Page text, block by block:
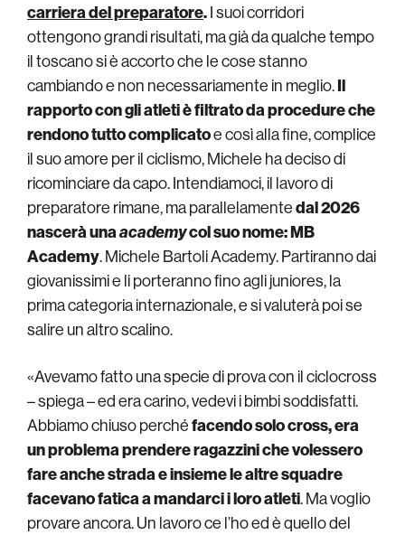
carriera del preparatore.I suoi corridori
ottengono grandi risultati, ma già da qualche tempo
il toscano si è accorto che le cose stanno
cambiando e non necessariamente in meglio.Il
rapporto con gli atleti è filtrato da procedure che
rendono tutto complicatoe così alla fine, complice
il suo amore per il ciclismo, Michele ha deciso di
ricominciare da capo. Intendiamoci, il lavoro di
preparatore rimane, ma parallelamentedal 2026
nascerà unaacademycol suo nome: MB
Academy. Michele Bartoli Academy. Partiranno dai
giovanissimi e li porteranno fino agli juniores, la
prima categoria internazionale, e si valuterà poi se
salire un altro scalino.
«Avevamo fatto una specie di prova con il ciclocross
– spiega – ed era carino, vedevi i bimbi soddisfatti.
Abbiamo chiuso perchéfacendo solo cross, era
un problema prendere ragazzini che volessero
fare anche strada e insieme le altre squadre
facevano fatica a mandarci i loro atleti. Ma voglio
provare ancora. Un lavoro ce l’ho ed è quello del